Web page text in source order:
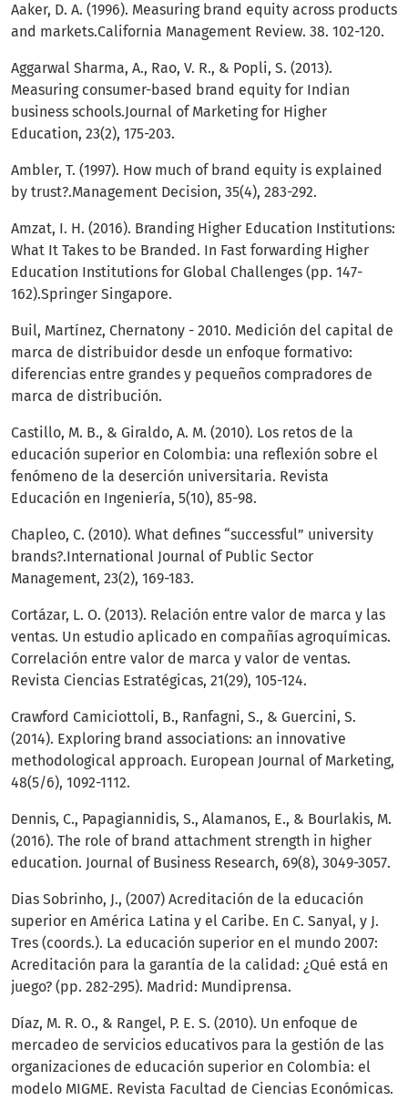
Aaker, D. A. (1996). Measuring brand equity across products
and markets.California Management Review. 38. 102-120.
Aggarwal Sharma, A., Rao, V. R., & Popli, S. (2013).
Measuring consumer-based brand equity for Indian
business schools.Journal of Marketing for Higher
Education, 23(2), 175-203.
Ambler, T. (1997). How much of brand equity is explained
by trust?.Management Decision, 35(4), 283-292.
Amzat, I. H. (2016). Branding Higher Education Institutions:
What It Takes to be Branded. In Fast forwarding Higher
Education Institutions for Global Challenges (pp. 147-
162).Springer Singapore.
Buil, Martínez, Chernatony - 2010. Medición del capital de
marca de distribuidor desde un enfoque formativo:
diferencias entre grandes y pequeños compradores de
marca de distribución.
Castillo, M. B., & Giraldo, A. M. (2010). Los retos de la
educación superior en Colombia: una reflexión sobre el
fenómeno de la deserción universitaria. Revista
Educación en Ingeniería, 5(10), 85-98.
Chapleo, C. (2010). What defines “successful” university
brands?.International Journal of Public Sector
Management, 23(2), 169-183.
Cortázar, L. O. (2013). Relación entre valor de marca y las
ventas. Un estudio aplicado en compañías agroquímicas.
Correlación entre valor de marca y valor de ventas.
Revista Ciencias Estratégicas, 21(29), 105-124.
Crawford Camiciottoli, B., Ranfagni, S., & Guercini, S.
(2014). Exploring brand associations: an innovative
methodological approach. European Journal of Marketing,
48(5/6), 1092-1112.
Dennis, C., Papagiannidis, S., Alamanos, E., & Bourlakis, M.
(2016). The role of brand attachment strength in higher
education. Journal of Business Research, 69(8), 3049-3057.
Dias Sobrinho, J., (2007) Acreditación de la educación
superior en América Latina y el Caribe. En C. Sanyal, y J.
Tres (coords.). La educación superior en el mundo 2007:
Acreditación para la garantía de la calidad: ¿Qué está en
juego? (pp. 282-295). Madrid: Mundiprensa.
Díaz, M. R. O., & Rangel, P. E. S. (2010). Un enfoque de
mercadeo de servicios educativos para la gestión de las
organizaciones de educación superior en Colombia: el
modelo MIGME. Revista Facultad de Ciencias Económicas.